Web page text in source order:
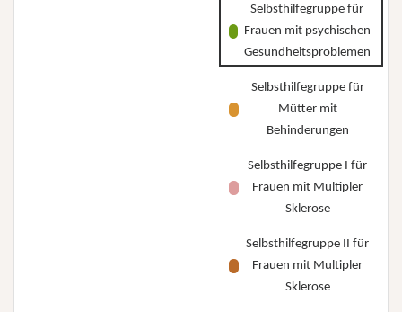
Selbsthilfegruppe für
Frauen mit psychischen
Gesundheitsproblemen
Selbsthilfegruppe für
Mütter mit
Behinderungen
Selbsthilfegruppe I für
Frauen mit Multipler
Sklerose
Selbsthilfegruppe II für
Frauen mit Multipler
Sklerose